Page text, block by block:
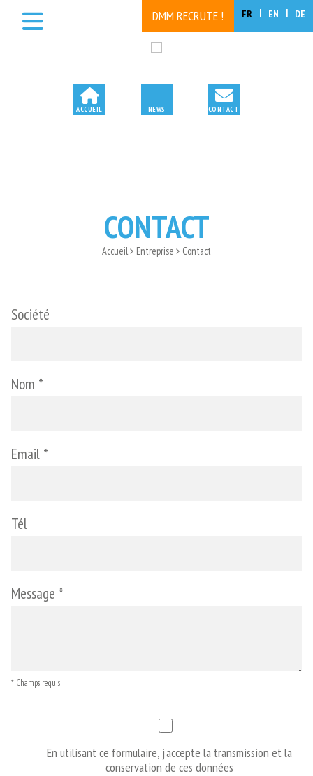
DMM RECRUTE ! FR EN DE
CONTACT
Accueil > Entreprise > Contact
Société
Nom *
Email *
Tél
Message *
* Champs requis
En utilisant ce formulaire, j'accepte la transmission et la
conservation de ces données